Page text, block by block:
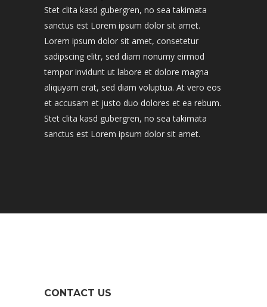
Stet clita kasd gubergren, no sea takimata
sanctus est Lorem ipsum dolor sit amet.
Lorem ipsum dolor sit amet, consetetur
sadipscing elitr, sed diam nonumy eirmod
tempor invidunt ut labore et dolore magna
aliquyam erat, sed diam voluptua. At vero eos
et accusam et justo duo dolores et ea rebum.
Stet clita kasd gubergren, no sea takimata
sanctus est Lorem ipsum dolor sit amet.
CONTACT US